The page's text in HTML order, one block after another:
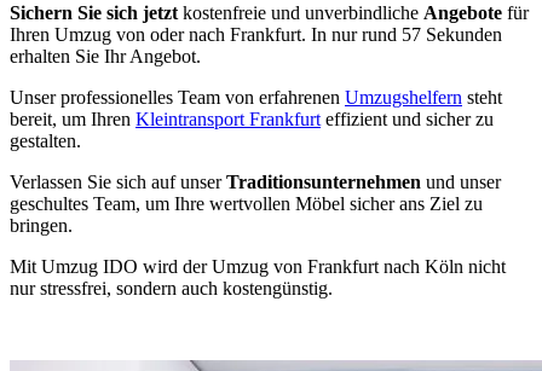
Sichern Sie sich jetzt kostenfreie und unverbindliche Angebote für
Ihren Umzug von oder nach Frankfurt. In nur rund 57 Sekunden
erhalten Sie Ihr Angebot.
Unser professionelles Team von erfahrenen Umzugshelfern steht
bereit, um Ihren Kleintransport Frankfurt effizient und sicher zu
gestalten.
Verlassen Sie sich auf unserTraditionsunternehmen und unser
geschultes Team, um Ihre wertvollen Möbel sicher ans Ziel zu
bringen.
Mit Umzug IDO wird der Umzug von Frankfurt nach Köln nicht
nur stressfrei, sondern auch kostengünstig.